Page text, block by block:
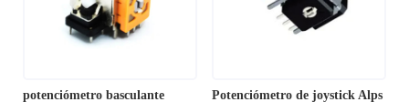
potenciómetro basculante Potenciómetro de joystick Alps